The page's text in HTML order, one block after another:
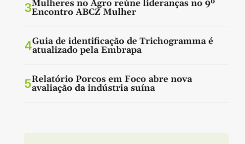
3Mulheres no Agro reúne lideranças no 9º
Encontro ABCZ Mulher
4Guia de identificação de Trichogramma é
atualizado pela Embrapa
5Relatório Porcos em Foco abre nova
avaliação da indústria suína